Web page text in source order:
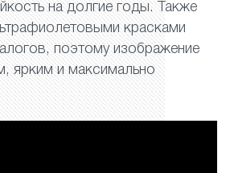
на долгие годы. Также
красками
поэтому изображение
ярким и максимально